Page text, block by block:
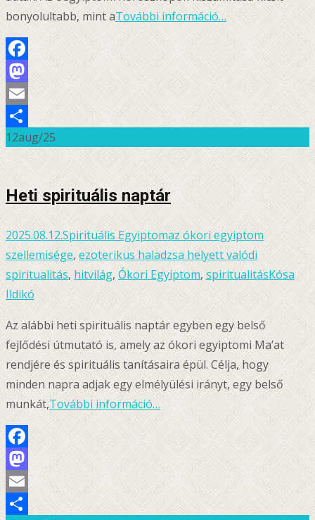
bonyolultabb, mint aTovábbi információ…
Facebook
Mastodon
Email
Ossza
meg
12aug/25
Heti spirituális naptár
2025.08.12.Spirituális Egyiptomaz ókori egyiptom
szellemisége,ezoterikus haladzsa helyett valódi
spiritualitás, hitvilág,Ókori Egyiptom,spiritualitásKósa
Ildikó
Az alábbi heti spirituális naptár egyben egy belső
fejlődési útmutató is, amely az ókori egyiptomi Ma’at
rendjére és spirituális tanításaira épül. Célja, hogy
minden napra adjak egy elmélyülési irányt, egy belső
munkát,További információ…
Facebook
Mastodon
Email